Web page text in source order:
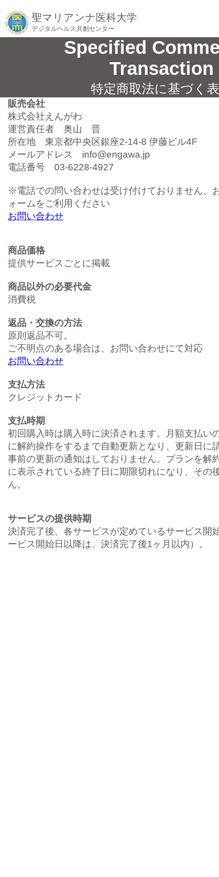
聖マリアンナ医科大学
デジタルヘルス共創センター
Specified
Transaction
特定商取法に基づく
販売会社
株式会社えんがわ
運営責任者 奥山 晋
所在地 東京都中央区銀座2-14-8 伊藤ビル4F
メールアドレス info@engawa.jp
電話番号 03-6228-4927
※電話での問い合わせは受け付けておりません、
ォームをご利用ください
お問い合わせ
商品価格
提供サービスごとに掲載
商品以外の必要代金
消費税
返品・交換の方法
原則返品不可。
ご不明点のある場合は、お問い合わせにて対応
お問い合わせ
支払方法
クレジットカード
支払時期
初回購入時は購入時に決済されます。月額支払い
に解約操作をするまで自動更新となり、更新日に
事前の更新の通知はしておりません。プランを解
に表示されている終了日に期限切れになり、その
ん。
サービスの提供時期
決済完了後、各サービスが定めているサービス開
ービス開始日以降は、決済完了後1ヶ月以内）。